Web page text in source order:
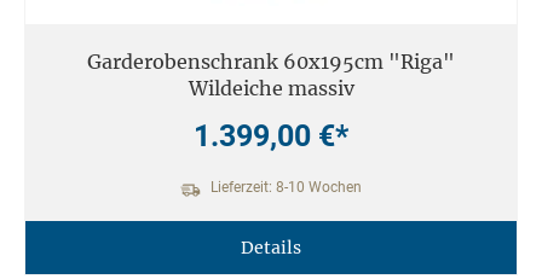
Garderobenschrank 60x195cm "Riga"
Wildeiche massiv
1.399,00 €*
Lieferzeit: 8-10 Wochen
Details